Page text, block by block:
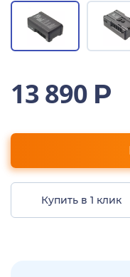
13 890 Р
Купить в 1 клик